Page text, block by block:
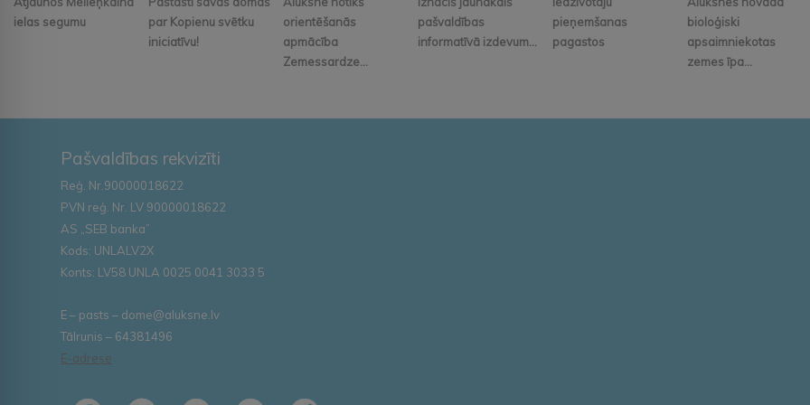
ielas segumu
par Kopienu svētku
iniciatīvu!
orientēšanās
apmācība
Zemessardze...
pašvaldības
informatīvā izdevum...
pieņemšanas
pagastos
bioloģiski
apsaimniekotas
zemes īpa...
Pašvaldības rekvizīti
Reģ. Nr.90000018622
PVN reģ. Nr. LV 90000018622
AS „SEB banka”
Kods: UNLALV2X
Konts: LV58 UNLA 0025 0041 3033 5
E – pasts – dome@aluksne.lv
Tālrunis – 64381496
E-adrese